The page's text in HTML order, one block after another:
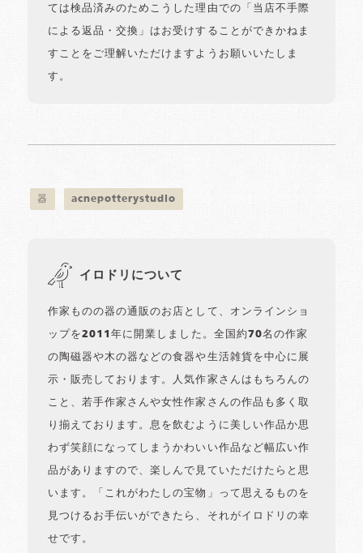
ては検品済みのためこうした理由での「当店不手際
による返品・交換」はお受けすることができかねま
すことをご理解いただけますようお願いいたしま
す。
器 acnepotterystudio
イロドリについて
作家ものの器の通販のお店として、オンラインショ
ップを2011年に開業しました。全国約70名の作家
の陶磁器や木の器などの食器や生活雑貨を中心に展
示・販売しております。人気作家さんはもちろんの
こと、若手作家さんや女性作家さんの作品も多く取
り揃えております。息を飲むように美しい作品か思
わず笑顔になってしまうかわいい作品など幅広い作
品がありますので、楽しんで見ていただけたらと思
います。「これがわたしの宝物」って思えるものを
見つけるお手伝いができたら、それがイロドリの幸
せです。